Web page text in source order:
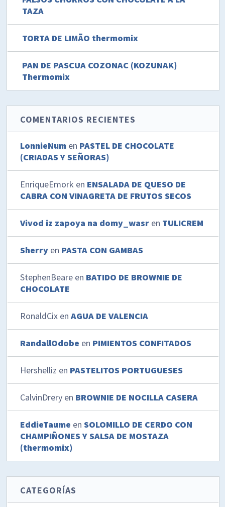
TAZA
TORTA DE LIMÃO thermomix
PAN DE PASCUA COZONAC (KOZUNAK)
Thermomix
COMENTARIOS RECIENTES
LonnieNum en PASTEL DE CHOCOLATE
(CRIADAS Y SEÑORAS)
EnriqueEmork en ENSALADA DE QUESO DE
CABRA CON VINAGRETA DE FRUTOS SECOS
Vivod iz zapoya na domy_wasr en TULICREM
Sherry en PASTA CON GAMBAS
StephenBeare en BATIDO DE BROWNIE DE
CHOCOLATE
RonaldCix enAGUA DE VALENCIA
RandallOdobe en PIMIENTOS CONFITADOS
Hershelliz en PASTELITOS PORTUGUESES
CalvinDrery en BROWNIE DE NOCILLA CASERA
EddieTaume enSOLOMILLO DE CERDO CON
CHAMPIÑONES Y SALSA DE MOSTAZA
(thermomix)
CATEGORÍAS